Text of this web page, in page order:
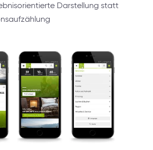
Darstellung statt